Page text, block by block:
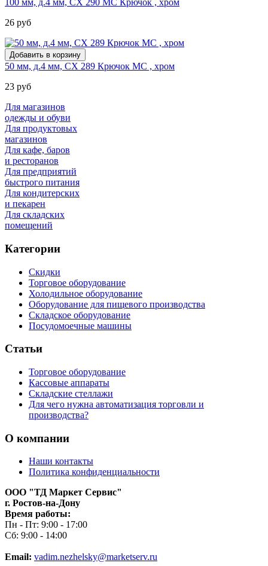
100 мм, д.4 мм, CX 290 МС Крючок , хром
26 руб
50 мм, д.4 мм, CX 289 Крючок МС , хром
23 руб
Для магазинов
одежды и обуви
Для продуктовых
магазинов
Для кафе, баров
и ресторанов
Для предприятий
быстрого питания
Для кондитерских
и пекарен
Для складских
помещений
Категории
Скидки
Торговое оборудование
Холодильное оборудование
Оборудование для пищевого производства
Складское оборудование
Посудомоечные машины
Статьи
Торговое оборудование
Кассовые аппараты
Складские стеллажи
Для чего нужна автоматизация торговли и
производства?
О компании
Наши контакты
Политика конфиденциальности
ООО "ТД Маркет Сервис"
г. Ростов-на-Дону
Время работы:
Пн - Пт: 9:00 - 17:00
Сб: 9:00 - 14:00
Email: vadim.nezhelsky@marketserv.ru